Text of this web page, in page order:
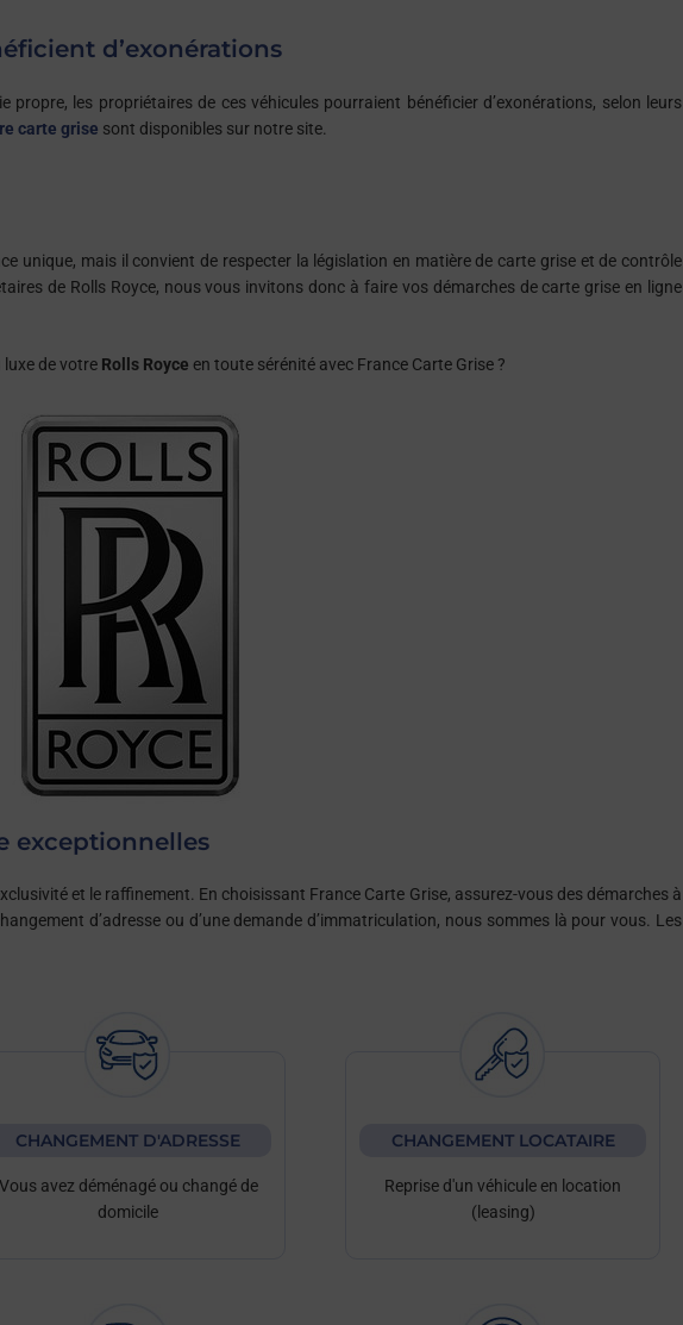
d’exonérations
propre, les propriétaires de ces véhicules pourraient bénéficier d’exonérations, selon leurs
carte grise sont disponibles sur notre site.
unique, mais il convient de respecter la législation en matière de carte grise et de contrôle
de Rolls Royce, nous vous invitons donc à faire vos démarches de carte grise en ligne
de votre Rolls Royce en toute sérénité avec France Carte Grise ?
exceptionnelles
et le raffinement. En choisissant France Carte Grise, assurez-vous des démarches à
d’adresse ou d’une demande d’immatriculation, nous sommes là pour vous. Les
CHANGEMENT D'ADRESSE
Vous avez déménagé ou changé de
domicile
CHANGEMENT LOCATAIRE
Reprise d'un véhicule en location
(leasing)